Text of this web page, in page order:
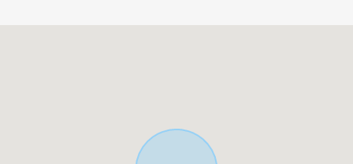
・西壽町公園/約260m(步行4分鐘)